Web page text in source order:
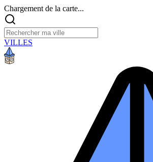
Chargement de la carte...
VILLES